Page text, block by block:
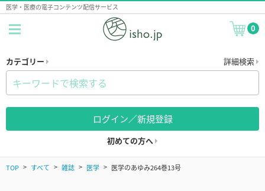
医学・医療の電子コンテンツ配信サービス
0
カテゴリー 詳細検索
ログイン／新規登録
初めての方へ
TOP すべて 雑誌 医学 医学のあゆみ264巻13号